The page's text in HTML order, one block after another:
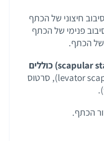
קבוצת השרירים המייצבים של השכמה- (scapular stabilizers) כוללים
רומבואידים (rombooids), מרימי השכמה (levator scapula), סרטוס
הכתף.